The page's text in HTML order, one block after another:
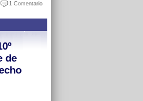
1 Comentario
de